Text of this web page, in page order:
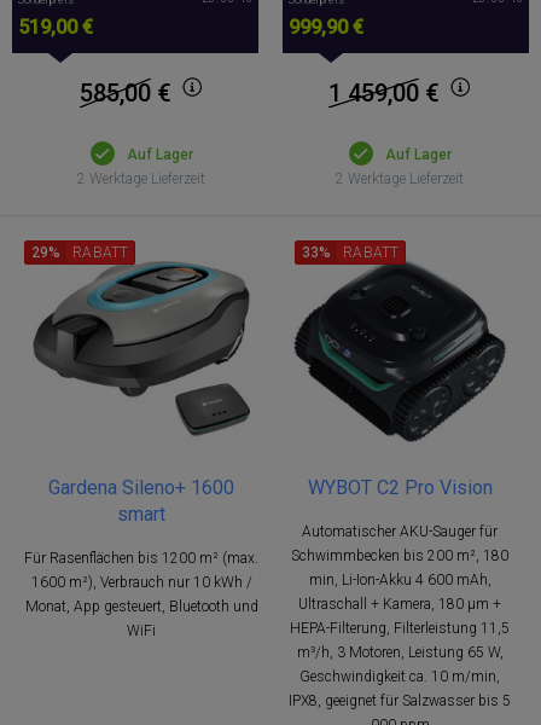
519,00 €
585,00 €
Auf Lager
2 Werktage Lieferzeit
999,90 €
1 459,00 €
Auf Lager
2 Werktage Lieferzeit
Gardena Sileno+ 1600
smart
Für Rasenflächen bis 1200 m² (max.
1600 m²), Verbrauch nur 10 kWh /
Monat, App gesteuert, Bluetooth und
WiFi
29% RABATT
WYBOT C2 Pro Vision
Automatischer AKU-Sauger für
Schwimmbecken bis 200 m², 180
min, Li-Ion-Akku 4 600 mAh,
Ultraschall + Kamera, 180 μm +
HEPA-Filterung, Filterleistung 11,5
m³/h, 3 Motoren, Leistung 65 W,
Geschwindigkeit ca. 10 m/min,
IPX8, geeignet für Salzwasser bis 5
33% RABATT